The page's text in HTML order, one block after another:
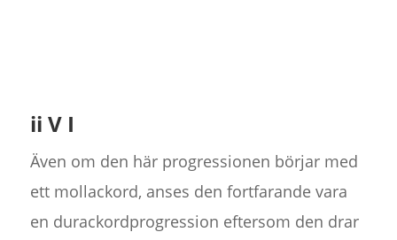
ii V I
Även om den här progressionen börjar med
ett mollackord, anses den fortfarande vara
en durackordprogression eftersom den drar